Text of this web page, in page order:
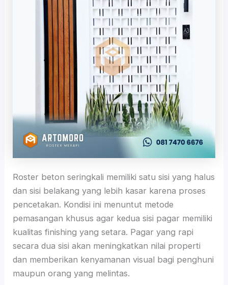
Roster beton seringkali memiliki satu sisi yang halus
dan sisi belakang yang lebih kasar karena proses
pencetakan. Kondisi ini menuntut metode
pemasangan khusus agar kedua sisi pagar memiliki
kualitas finishing yang setara. Pagar yang rapi
secara dua sisi akan meningkatkan nilai properti
dan memberikan kenyamanan visual bagi penghuni
maupun orang yang melintas.